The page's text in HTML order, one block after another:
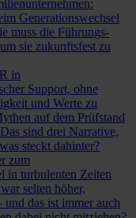
Generationswechsel
muss die Führungs-
sie zukunftsfest zu
in
Support, ohne
und Werte zu
auf dem Prüfstand
sind drei Narrative,
steckt dahinter?
zum
in turbulenten Zeiten
selten höher,
und das ist immer auch